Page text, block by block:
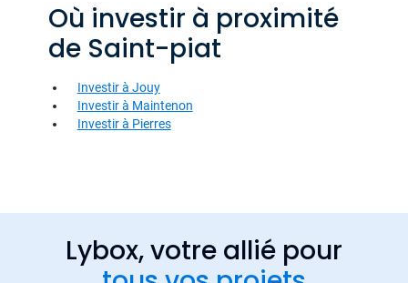
Où investir à proximité
de Saint-piat
Investir à Jouy
Investir à Maintenon
Investir à Pierres
Lybox, votre allié pour